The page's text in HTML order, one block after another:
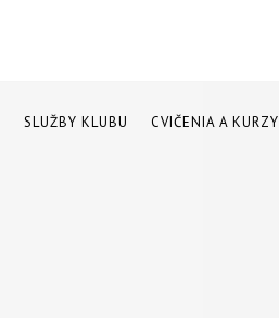
SLUŽBY KLUBU CVIČENIA A KURZY